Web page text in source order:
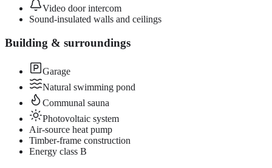
Video door intercom
Sound-insulated walls and ceilings
Building & surroundings
Garage
Natural swimming pond
Communal sauna
Photovoltaic system
Air-source heat pump
Timber-frame construction
Energy class B